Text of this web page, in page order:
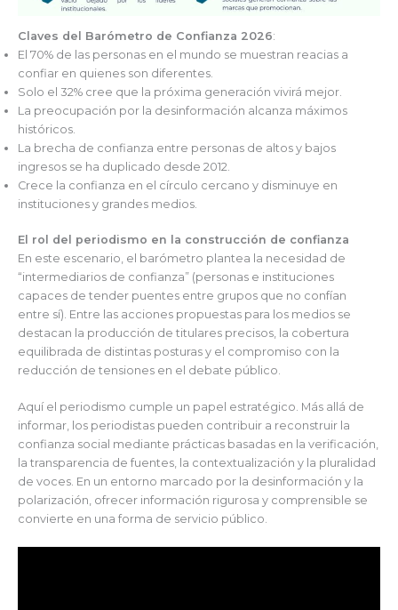
Claves del Barómetro de Confianza 2026:
El 70% de las personas en el mundo se muestran reacias a
confiar en quienes son diferentes.
Solo el 32% cree que la próxima generación vivirá mejor.
La preocupación por la desinformación alcanza máximos
históricos.
La brecha de confianza entre personas de altos y bajos
ingresos se ha duplicado desde 2012.
Crece la confianza en el círculo cercano y disminuye en
instituciones y grandes medios.
El rol del periodismo en la construcción de confianza
En este escenario, el barómetro plantea la necesidad de
“intermediarios de confianza” (personas e instituciones
capaces de tender puentes entre grupos que no confían
entre sí). Entre las acciones propuestas para los medios se
destacan la producción de titulares precisos, la cobertura
equilibrada de distintas posturas y el compromiso con la
reducción de tensiones en el debate público.
Aquí el periodismo cumple un papel estratégico. Más allá de
informar, los periodistas pueden contribuir a reconstruir la
confianza social mediante prácticas basadas en la verificación,
la transparencia de fuentes, la contextualización y la pluralidad
de voces. En un entorno marcado por la desinformación y la
polarización, ofrecer información rigurosa y comprensible se
convierte en una forma de servicio público.